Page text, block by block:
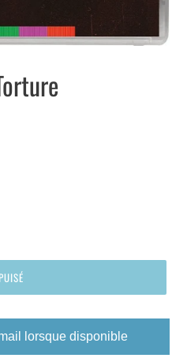
lorsque disponible